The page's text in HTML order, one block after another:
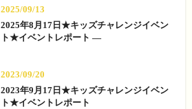
2025/09/13
2025年8月17日★キッズチャレンジイベン
ト★イベントレポート —
2023/09/20
2023年9月17日★キッズチャレンジイベン
ト★イベントレポート